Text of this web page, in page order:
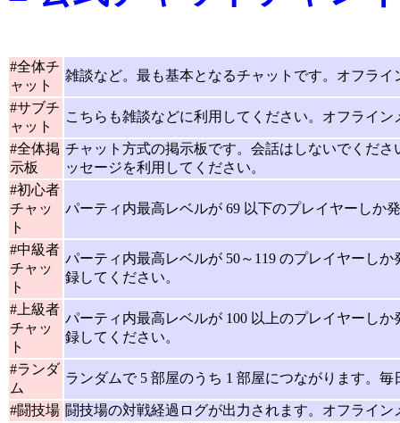
#全体チ
ャット
雑談など。最も基本となるチャットです。オフライ
#サブチ
ャット
こちらも雑談などに利用してください。オフライン
#全体掲
示板
チャット方式の掲示板です。会話はしないでくだ
ッセージを利用してください。
#初心者
チャッ
ト
パーティ内最高レベルが 69 以下のプレイヤーしか
#中級者
チャッ
ト
パーティ内最高レベルが 50～119 のプレイヤーし
録してください。
#上級者
チャッ
ト
パーティ内最高レベルが 100 以上のプレイヤーし
録してください。
#ランダ
ム
ランダムで 5 部屋のうち 1 部屋につながります。
#闘技場 闘技場の対戦経過ログが出力されます。オフライン